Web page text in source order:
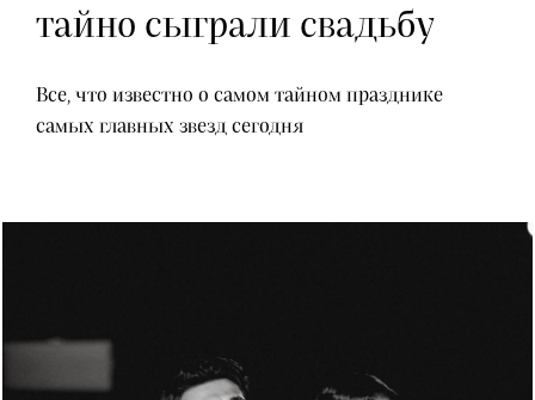
тайно сыграли свадьбу
Все, что известно о самом тайном празднике
самых главных звезд сегодня